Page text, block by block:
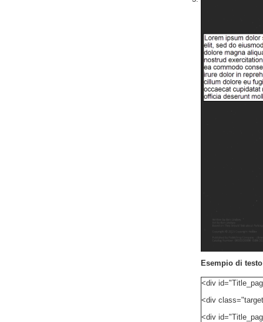
Esempio di
<div
<div
<div